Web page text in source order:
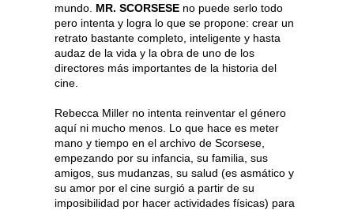
mundo. MR. SCORSESE no puede serlo todo
pero intenta y logra lo que se propone: crear un
retrato bastante completo, inteligente y hasta
audaz de la vida y la obra de uno de los
directores más importantes de la historia del
cine.
Rebecca Miller no intenta reinventar el género
aquí ni mucho menos. Lo que hace es meter
mano y tiempo en el archivo de Scorsese,
empezando por su infancia, su familia, sus
amigos, sus mudanzas, su salud (es asmático y
su amor por el cine surgió a partir de su
imposibilidad por hacer actividades físicas) para